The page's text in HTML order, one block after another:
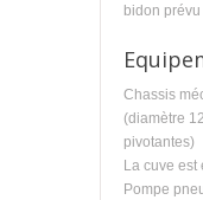
bidon
Chassis
(diamètre
pivotantes)
La cuve est
Pompe